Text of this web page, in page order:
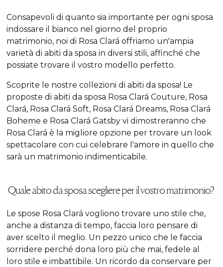
Consapevoli di quanto sia importante per ogni sposa
indossare il bianco nel giorno del proprio
matrimonio, noi di Rosa Clará offriamo un'ampia
varietà di abiti da sposa in diversi stili, affinché che
possiate trovare il vostro modello perfetto.
Scoprite le nostre collezioni di abiti da sposa! Le
proposte di abiti da sposa Rosa Clará Couture, Rosa
Clará, Rosa Clará Soft, Rosa Clará Dreams, Rosa Clará
Boheme e Rosa Clará Gatsby vi dimostreranno che
Rosa Clará è la migliore opzione per trovare un look
spettacolare con cui celebrare l'amore in quello che
sarà un matrimonio indimenticabile.
Quale abito da sposa scegliere per il vostro matrimonio?
Le spose Rosa Clará vogliono trovare uno stile che,
anche a distanza di tempo, faccia loro pensare di
aver scelto il meglio. Un pezzo unico che le faccia
sorridere perché dona loro più che mai, fedele al
loro stile e imbattibile. Un ricordo da conservare per